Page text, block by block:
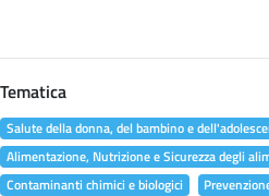
Tematica
Salute della donna, del bambino e
Alimentazione, Nutrizione e Sicurezza degli
Contaminanti chimici e biologici